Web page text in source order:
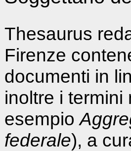
Thesaurus
Firenze
documenti in
inoltre i
esempio
federale), a